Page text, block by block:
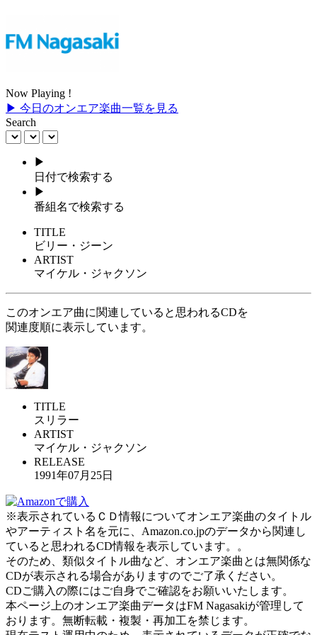
Now Playing !
▶ 今日のオンエア楽曲一覧を見る
Search
▶
日付で検索する
▶
番組名で検索する
TITLE
ビリー・ジーン
ARTIST
マイケル・ジャクソン
このオンエア曲に関連していると思われるCDを
関連度順に表示しています。
TITLE
スリラー
ARTIST
マイケル・ジャクソン
RELEASE
1991年07月25日
※表示されているＣＤ情報についてオンエア楽曲のタイトル
やアーティスト名を元に、Amazon.co.jpのデータから関連し
ていると思われるCD情報を表示しています。。
そのため、類似タイトル曲など、オンエア楽曲とは無関係な
CDが表示される場合がありますのでご了承ください。
CDご購入の際にはご自身でご確認をお願いいたします。
本ページ上のオンエア楽曲データはFM Nagasakiが管理して
おります。無断転載・複製・再加工を禁じます。